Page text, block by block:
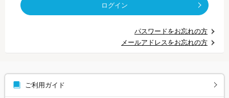
ログイン
パスワードをお忘れの方
メールアドレスをお忘れの方
ご利用ガイド